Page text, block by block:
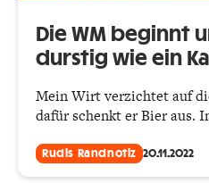
Die WM beginnt
durstig wie ein
Mein Wirt verzichtet auf
dafür schenkt er Bier aus.
Rudis Randnotiz 20.11.2022